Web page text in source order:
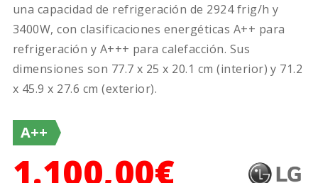
una capacidad de refrigeración de 2924 frig/h y
3400W, con clasificaciones energéticas A++ para
refrigeración y A+++ para calefacción. Sus
dimensiones son 77.7 x 25 x 20.1 cm (interior) y 71.2
x 45.9 x 27.6 cm (exterior).
A++
1.100,00€